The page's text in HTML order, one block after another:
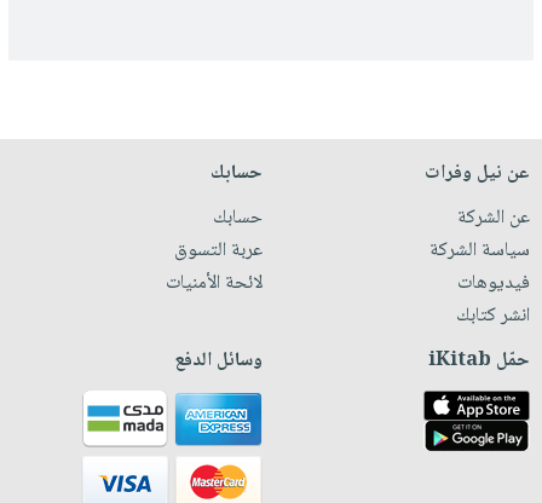
عن نيل وفرات
عن الشركة
سياسة الشركة
فيديوهات
انشر كتابك
حسابك
حسابك
عربة التسوق
لائحة الأمنيات
حمّل iKitab وسائل الدفع